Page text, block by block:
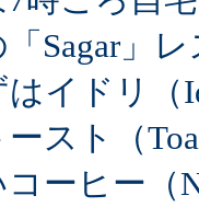
Sagar」
はイドリ（
ースト（
ーヒー（